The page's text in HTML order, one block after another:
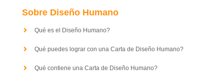
Sobre Diseño Humano
Qué es el Diseño Humano?
Qué puedes lograr con una Carta de Diseño Humano?
Qué contiene una Carta de Diseño Humano?